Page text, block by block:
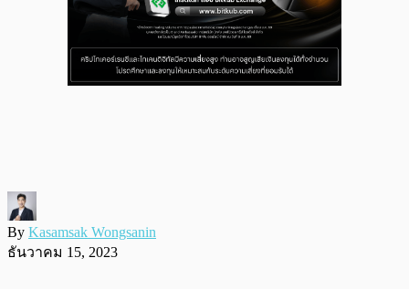
By Kasamsak Wongsanin
ธันวาคม 15, 2023